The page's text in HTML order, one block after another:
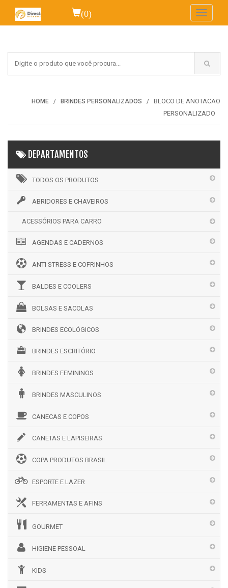
(0)
Toggle
HOME BRINDES PERSONALIZADOS
BLOCO DE ANOTACAO
PERSONALIZADO
DEPARTAMENTOS
TODOS OS PRODUTOS
ABRIDORES E CHAVEIROS
ACESSÓRIOS PARA CARRO
AGENDAS E CADERNOS
ANTI STRESS E COFRINHOS
BALDES E COOLERS
BOLSAS E SACOLAS
BRINDES ECOLÓGICOS
BRINDES ESCRITÓRIO
BRINDES FEMININOS
BRINDES MASCULINOS
CANECAS E COPOS
CANETAS E LAPISEIRAS
COPA PRODUTOS BRASIL
ESPORTE E LAZER
FERRAMENTAS E AFINS
GOURMET
HIGIENE PESSOAL
KIDS